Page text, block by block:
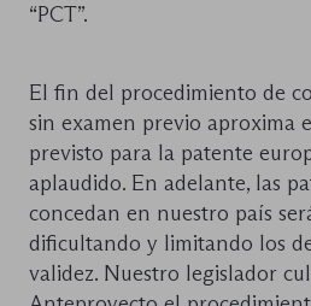
“PCT”.
El fin del procedimiento de
sin examen previo aproxima
previsto para la patente
aplaudido. En adelante, las
concedan en nuestro país
dificultando y limitando los
validez. Nuestro legislador